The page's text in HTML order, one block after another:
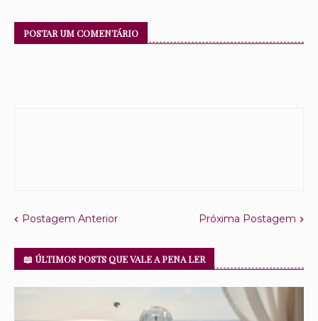
POSTAR UM COMENTÁRIO
Postagem Anterior Próxima Postagem
📖 ÚLTIMOS POSTS QUE VALE A PENA LER